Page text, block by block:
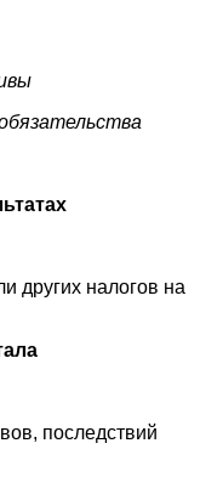
других налогов на
последствий